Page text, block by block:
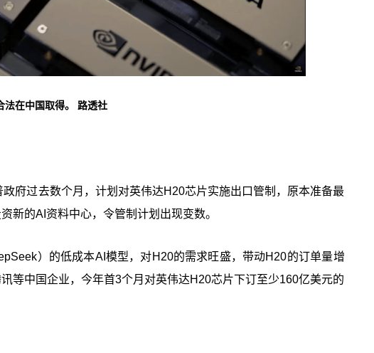
法在中国取得。 路透社
府过去数个月，计划对英伟达H20芯片实施出口管制，原本准备最
新的AI资料中心，令管制计划出现变数。
）的低成本AI模型，对H20的需求旺盛，带动H20的订单量增
等中国企业，今年首3个月对英伟达H20芯片下订至少160亿美元的